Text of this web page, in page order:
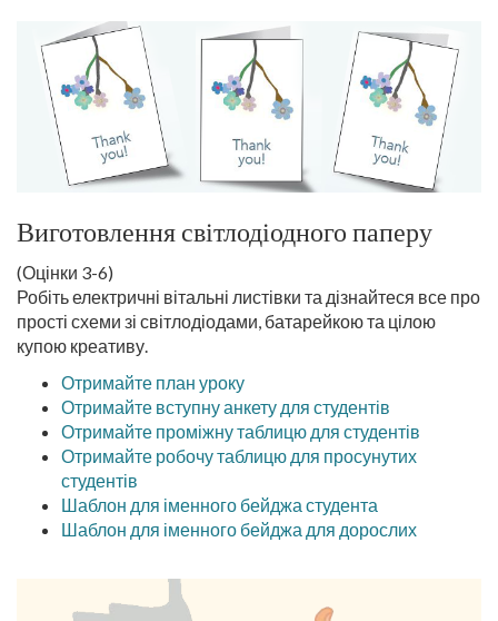
Виготовлення світлодіодного паперу
(Оцінки 3-6)
Робіть електричні вітальні листівки та дізнайтеся все про
прості схеми зі світлодіодами, батарейкою та цілою
купою креативу.
Отримайте план уроку
Отримайте вступну анкету для студентів
Отримайте проміжну таблицю для студентів
Отримайте робочу таблицю для просунутих
студентів
Шаблон для іменного бейджа студента
Шаблон для іменного бейджа для дорослих